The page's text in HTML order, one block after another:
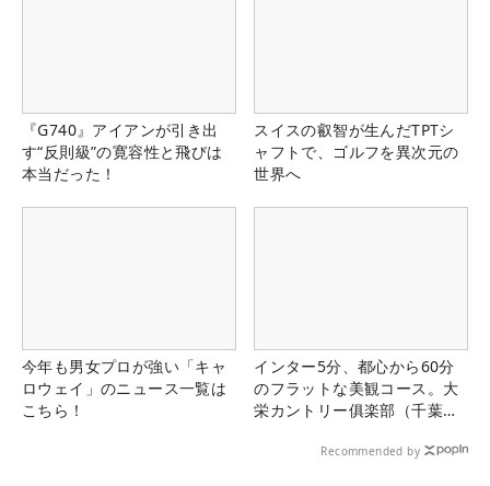
『G740』アイアンが引き出
す“反則級”の寛容性と飛びは
本当だった！
スイスの叡智が生んだTPTシ
ャフトで、ゴルフを異次元の
世界へ
今年も男女プロが強い「キャ
ロウェイ」のニュース一覧は
こちら！
インター5分、都心から60分
のフラットな美観コース。大
栄カントリー俱楽部（千葉
Recommended by